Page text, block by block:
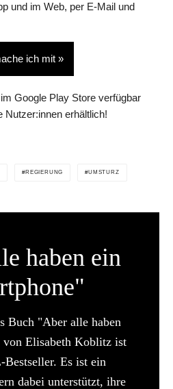
und im Web, per E-Mail und
ich mit »
Google Play Store verfügbar
Nutzer:innen erhältlich!
REGIERUNG UMSTURZ
haben ein
Buch "Aber alle haben
von Elisabeth Koblitz ist
Bestseller. Es ist ein
dabei unterstützt, ihre